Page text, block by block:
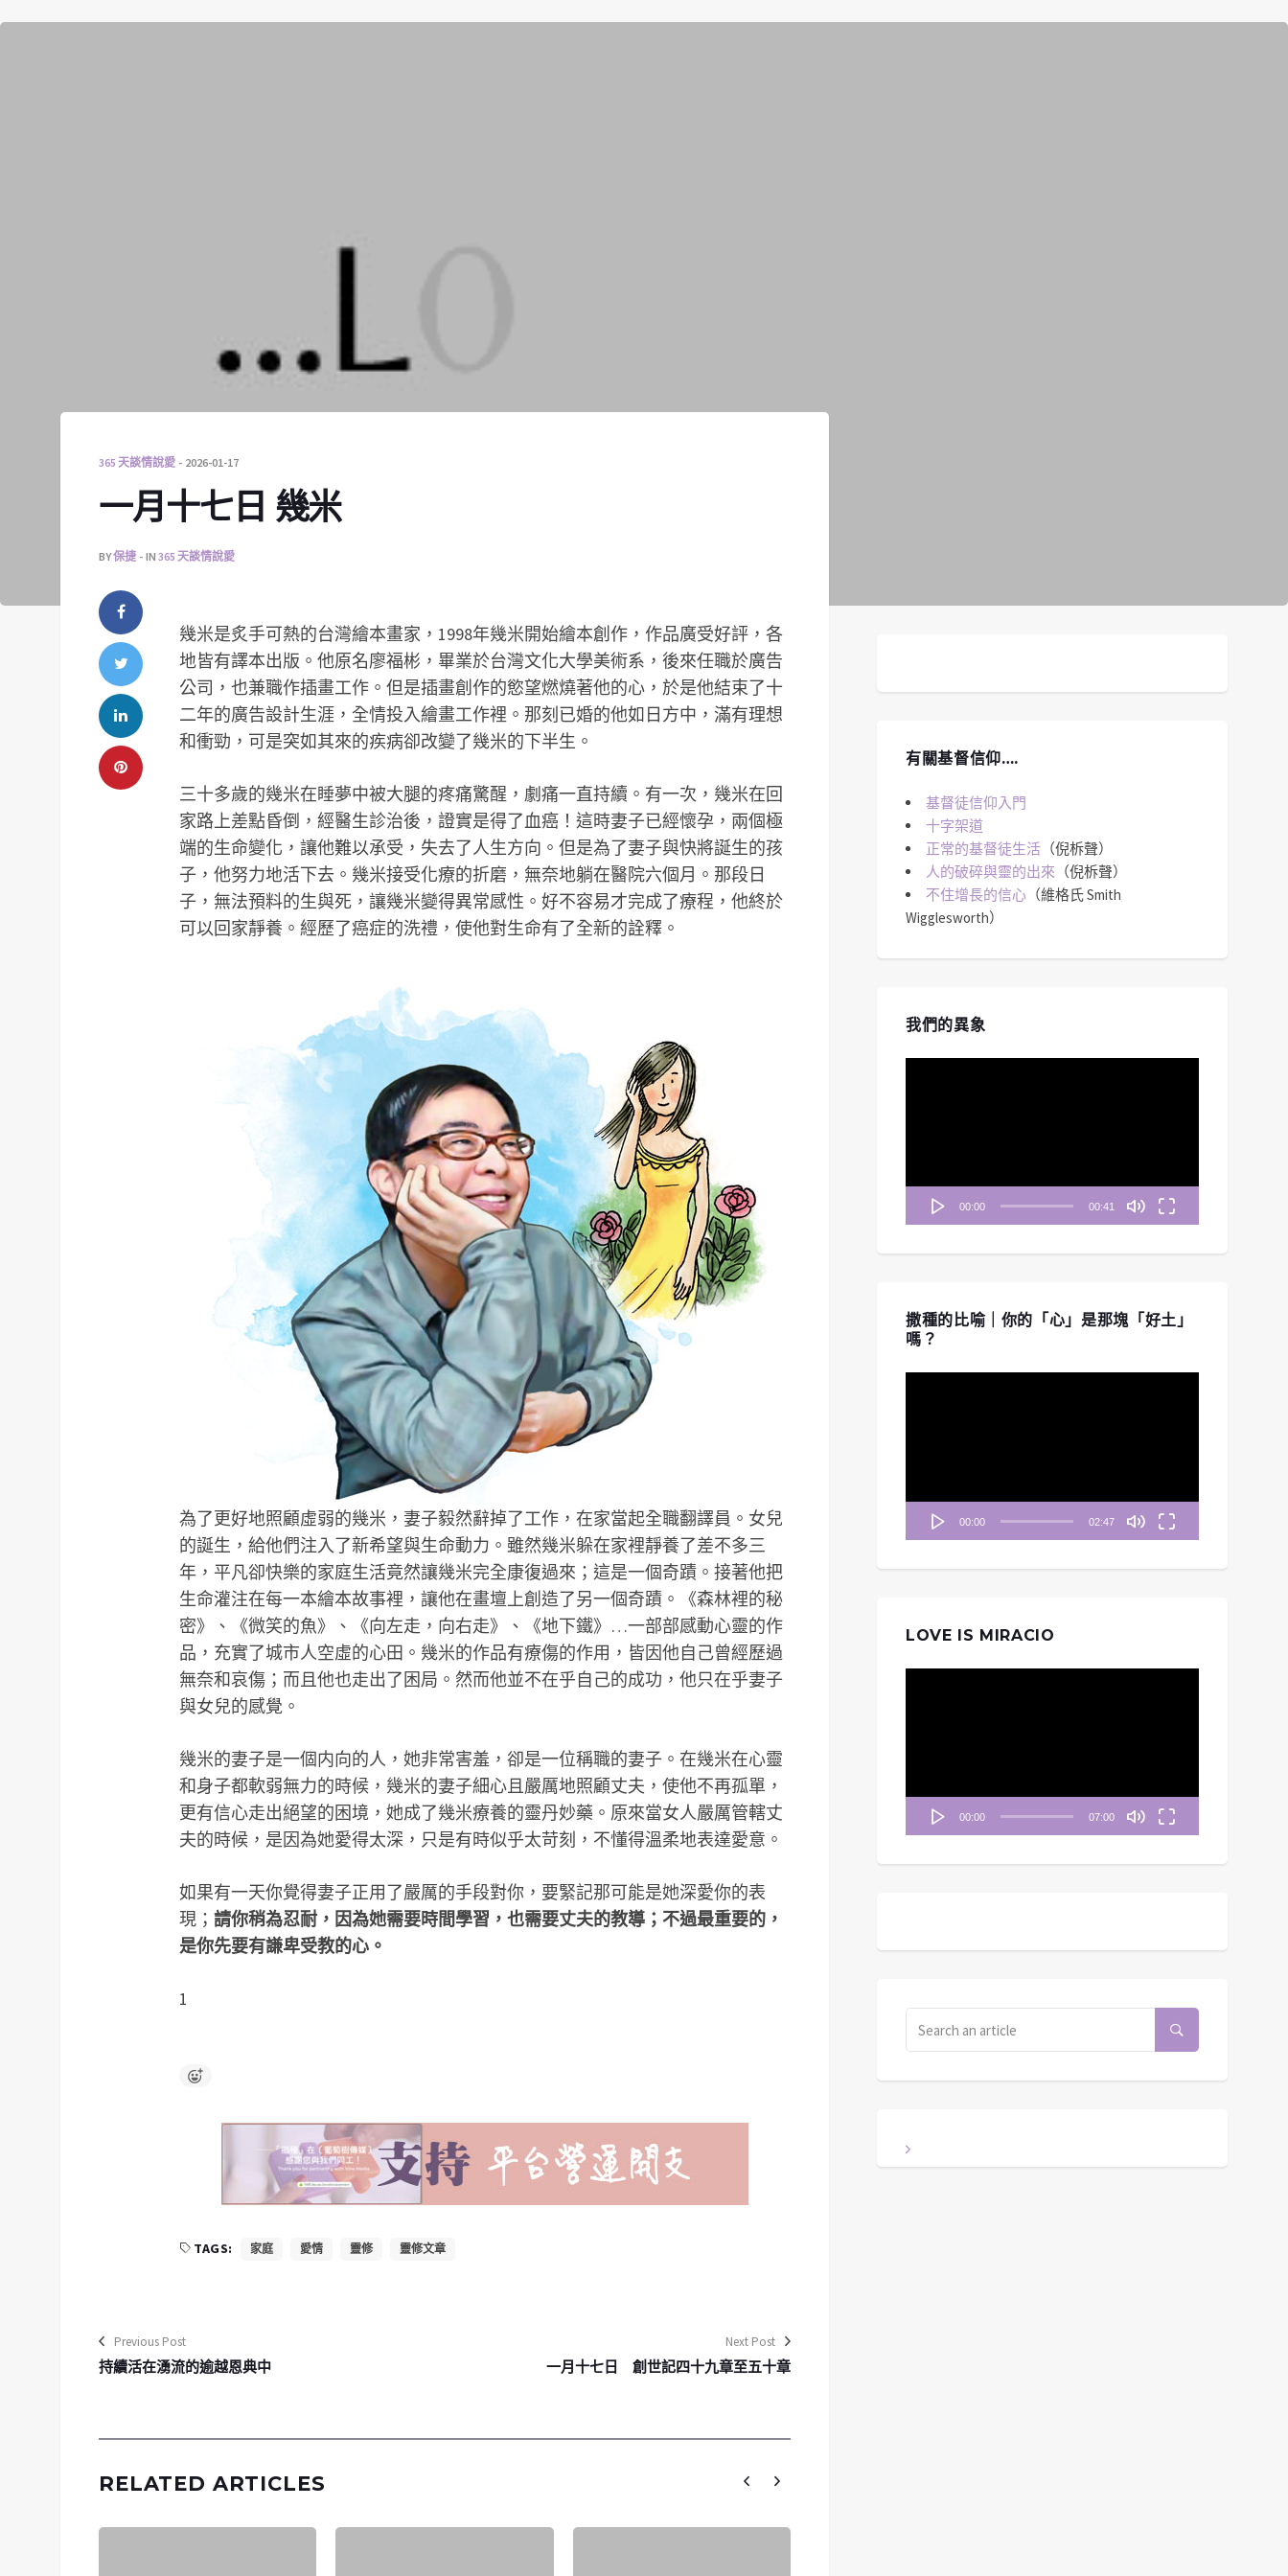
365 天談情說愛 2026-01-17
一月十七日 幾米
BY保捷 IN 365 天談情說愛
幾米是炙手可熱的台灣繪本畫家，1998年幾米開始繪本創作，作品廣受好評，各
地皆有譯本出版。他原名廖福彬，畢業於台灣文化大學美術系，後來任職於廣告
公司，也兼職作插畫工作。但是插畫創作的慾望燃燒著他的心，於是他結束了十
二年的廣告設計生涯，全情投入繪畫工作裡。那刻已婚的他如日方中，滿有理想
和衝勁，可是突如其來的疾病卻改變了幾米的下半生。
三十多歲的幾米在睡夢中被大腿的疼痛驚醒，劇痛一直持續。有一次，幾米在回
家路上差點昏倒，經醫生診治後，證實是得了血癌！這時妻子已經懷孕，兩個極
端的生命變化，讓他難以承受，失去了人生方向。但是為了妻子與快將誕生的孩
子，他努力地活下去。幾米接受化療的折磨，無奈地躺在醫院六個月。那段日
子，無法預料的生與死，讓幾米變得異常感性。好不容易才完成了療程，他終於
可以回家靜養。經歷了癌症的洗禮，使他對生命有了全新的詮釋。
為了更好地照顧虛弱的幾米，妻子毅然辭掉了工作，在家當起全職翻譯員。女兒
的誕生，給他們注入了新希望與生命動力。雖然幾米躲在家裡靜養了差不多三
年，平凡卻快樂的家庭生活竟然讓幾米完全康復過來；這是一個奇蹟。接著他把
生命灌注在每一本繪本故事裡，讓他在畫壇上創造了另一個奇蹟。《森林裡的秘
密》、《微笑的魚》、《向左走，向右走》、《地下鐵》…一部部感動心靈的作
品，充實了城市人空虛的心田。幾米的作品有療傷的作用，皆因他自己曾經歷過
無奈和哀傷；而且他也走出了困局。然而他並不在乎自己的成功，他只在乎妻子
與女兒的感覺。
幾米的妻子是一個内向的人，她非常害羞，卻是一位稱職的妻子。在幾米在心靈
和身子都軟弱無力的時候，幾米的妻子細心且嚴厲地照顧丈夫，使他不再孤單，
更有信心走出絕望的困境，她成了幾米療養的靈丹妙藥。原來當女人嚴厲管轄丈
夫的時候，是因為她愛得太深，只是有時似乎太苛刻，不懂得溫柔地表達愛意。
如果有一天你覺得妻子正用了嚴厲的手段對你，要緊記那可能是她深愛你的表
現； 請你稍為忍耐，因為她需要時間學習，也需要丈夫的教導；不過最重要的，
是你先要有謙卑受教的心。
1
TAGS: 家庭 愛情 靈修 靈修文章
Previous Post
持續活在湧流的逾越恩典中
Next Post
一月十七日 創世記四十九章至五十章
RELATED ARTICLES
有關基督信仰….
基督徒信仰入門
十字架道
正常的基督徒生活 （倪柝聲）
人的破碎與靈的出來 （倪柝聲）
不住增長的信心 （維格氏 Smith
Wigglesworth）
我們的異象
00:00 00:41
撒種的比喻｜你的「心」是那塊「好土」
嗎？
00:00 02:47
LOVE IS MIRACIO
00:00 07:00